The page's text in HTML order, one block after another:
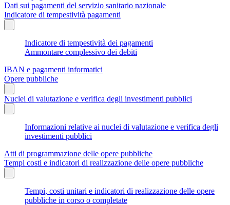
Dati sui pagamenti del servizio sanitario nazionale
Indicatore di tempestività pagamenti
Indicatore di tempestività dei pagamenti
Ammontare complessivo dei debiti
IBAN e pagamenti informatici
Opere pubbliche
Nuclei di valutazione e verifica degli investimenti pubblici
Informazioni relative ai nuclei di valutazione e verifica degli
investimenti pubblici
Atti di programmazione delle opere pubbliche
Tempi costi e indicatori di realizzazione delle opere pubbliche
Tempi, costi unitari e indicatori di realizzazione delle opere
pubbliche in corso o completate